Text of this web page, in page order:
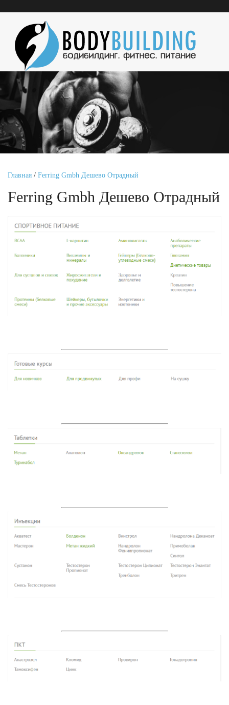
Главная / Ferring Gmbh Дешево Отрадный
Ferring Gmbh Дешево Отрадный